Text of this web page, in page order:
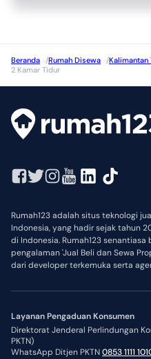
Beranda /Rumah Disewa /Kalimantan
2 Kamar Tidur
Rumah123 adalah situs teknologi
Indonesia, yang hadir sejak tahun
di Indonesia. Rumah123
pengalaman 'Jual Beli dan Sewa
dari developer terkemuka serta
Layanan Pengaduan Konsumen
Direktorat Jenderal Perlindungan
PKTN)
WhatsApp Ditjen PKTN0853 1111